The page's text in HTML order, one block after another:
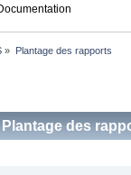
» Plantage des rapports
des